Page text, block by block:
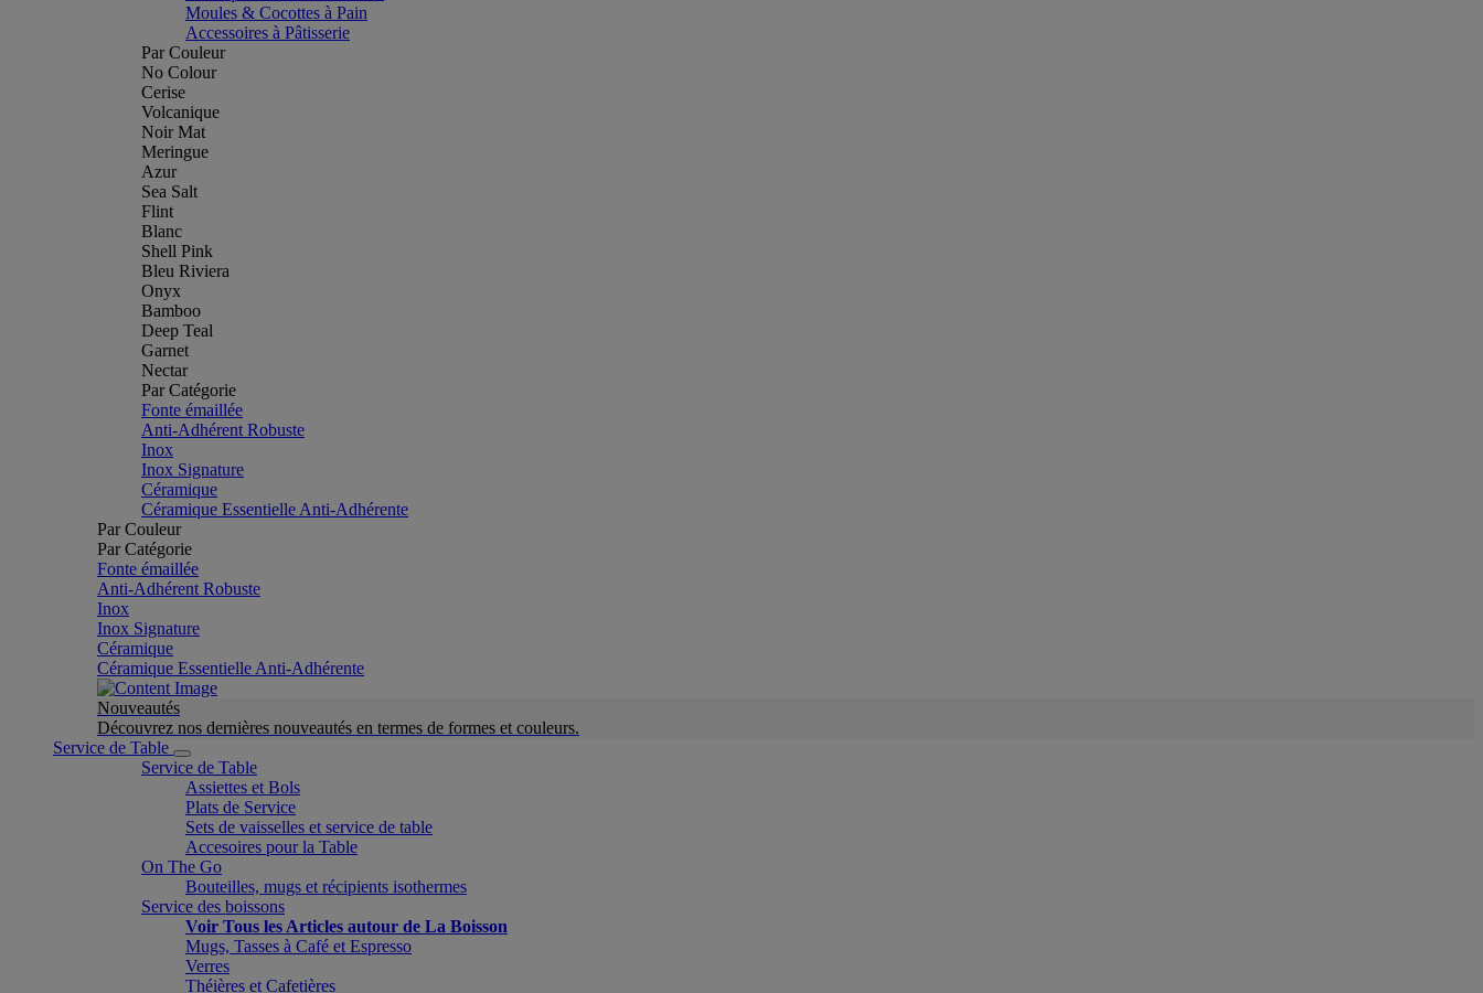
Moules & Cocottes à Pain
Accessoires à Pâtisserie
Par Couleur
No Colour
Cerise
Volcanique
Noir Mat
Meringue
Azur
Sea Salt
Flint
Blanc
Shell Pink
Bleu Riviera
Onyx
Bamboo
Deep Teal
Garnet
Nectar
Par Catégorie
Fonte émaillée
Anti-Adhérent Robuste
Inox
Inox Signature
Céramique
Céramique Essentielle Anti-Adhérente
Par Couleur
Par Catégorie
Fonte émaillée
Anti-Adhérent Robuste
Inox
Inox Signature
Céramique
Céramique Essentielle Anti-Adhérente
Nouveautés
Découvrez nos dernières nouveautés en termes de formes et couleurs.
Service de Table
Service de Table
Assiettes et Bols
Plats de Service
Sets de vaisselles et service de table
Accesoires pour la Table
On The Go
Bouteilles, mugs et récipients isothermes
Service des boissons
Voir Tous les Articles autour de La Boisson
Mugs, Tasses à Café et Espresso
Verres
Théières et Cafetières